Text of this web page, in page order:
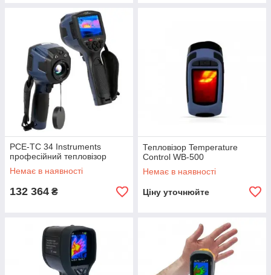
PCE-TC 34 Instruments
професійний тепловізор
Немає в наявності
132 364 ₴
Тепловізор Temperature
Control WB-500
Немає в наявності
Ціну уточнюйте